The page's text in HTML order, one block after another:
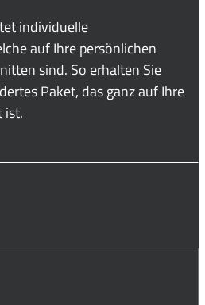
individuelle
auf Ihre persönlichen
sind. So erhalten Sie
Paket, das ganz auf Ihre
ist.